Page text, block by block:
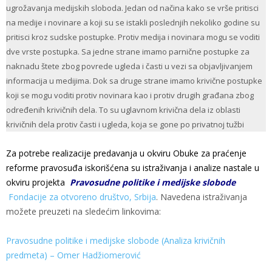
ugrožavanja medijskih sloboda. Jedan od načina kako se vrše pritisci
na medije i novinare a koji su se istakli poslednjih nekoliko godine su
pritisci kroz sudske postupke. Protiv medija i novinara mogu se voditi
dve vrste postupka. Sa jedne strane imamo parnične postupke za
naknadu štete zbog povrede ugleda i časti u vezi sa objavljivanjem
informacija u medijima. Dok sa druge strane imamo krivične postupke
koji se mogu voditi protiv novinara kao i protiv drugih građana zbog
određenih krivičnih dela. To su uglavnom krivična dela iz oblasti
krivičnih dela protiv časti i ugleda, koja se gone po privatnoj tužbi
Za potrebe realizacije predavanja u okviru Obuke za praćenje
reforme pravosuđa iskorišćena su istraživanja i analize nastale u
okviru projekta Pravosudne politike i medijske slobode
Fondacije za otvoreno društvo, Srbija. Navedena istraživanja
možete preuzeti na sledećim linkovima:
Pravosudne politike i medijske slobode (Analiza krivičnih
predmeta) – Omer Hadžiomerović